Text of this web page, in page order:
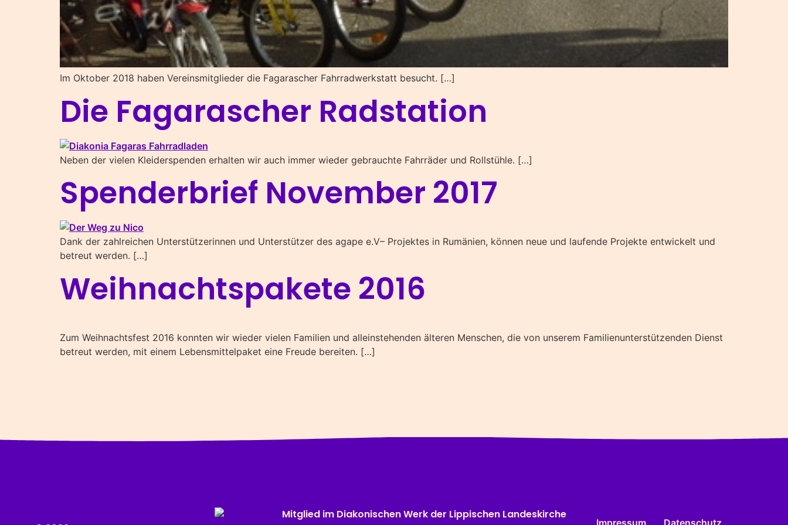
Im Oktober 2018 haben Vereinsmitglieder die Fagarascher Fahrradwerkstatt besucht. […]
Die Fagarascher Radstation
Neben der vielen Kleiderspenden erhalten wir auch immer wieder gebrauchte Fahrräder und Rollstühle. […]
Spenderbrief November 2017
Dank der zahlreichen Unterstützerinnen und Unterstützer des agape e.V– Projektes in Rumänien, können neue und laufende Projekte entwickelt und
betreut werden. […]
Weihnachtspakete 2016
Zum Weihnachtsfest 2016 konnten wir wieder vielen Familien und alleinstehenden älteren Menschen, die von unserem Familienunterstützenden Dienst
betreut werden, mit einem Lebensmittelpaket eine Freude bereiten. […]
Mitglied im Diakonischen Werk der Lippischen Landeskirche
Impressum Datenschutz